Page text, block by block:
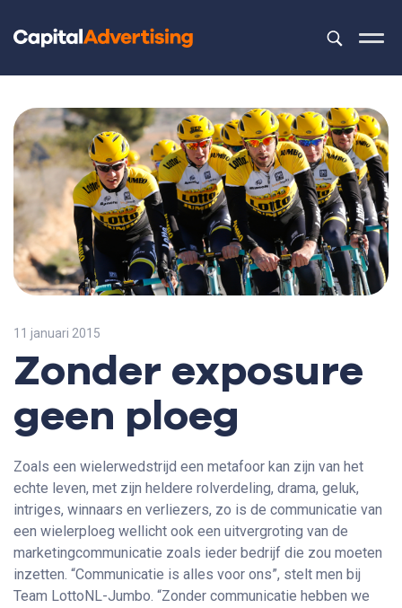
Dit is een
Er zijn
11 januari 2015
Zonder exposure
geen ploeg
Zoals een wielerwedstrijd een metafoor kan zijn van het
echte leven, met zijn heldere rolverdeling, drama, geluk,
intriges, winnaars en verliezers, zo is de communicatie van
een wielerploeg wellicht ook een uitvergroting van de
marketingcommunicatie zoals ieder bedrijf die zou moeten
inzetten. “Communicatie is alles voor ons”, stelt men bij
Team LottoNL-Jumbo. “Zonder communicatie hebben we